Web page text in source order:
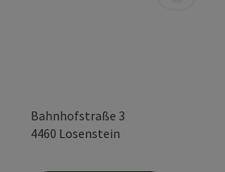
Bahnhofstraße 3
4460 Losenstein